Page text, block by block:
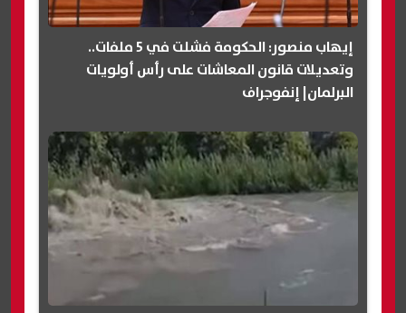
إيهاب منصور: الحكومة فشلت في 5 ملفات..
وتعديلات قانون المعاشات على رأس أولويات
البرلمان| إنفوجراف